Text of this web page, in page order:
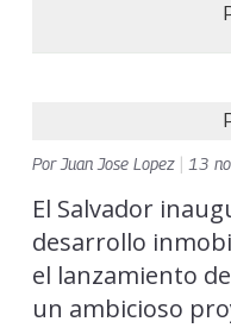
Por Juan Jose Lopez 13
El Salvador
desarrollo
el lanzamiento de
un ambicioso